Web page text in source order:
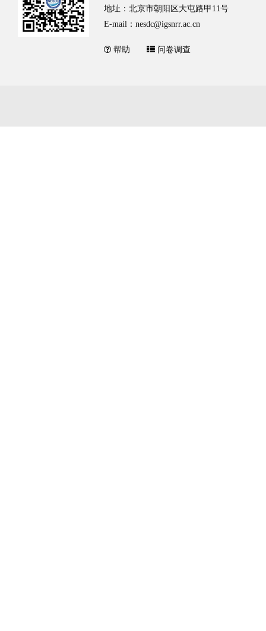
地址：北京市朝阳区大屯路甲11号
E-mail：nesdc@igsnrr.ac.cn
帮助 问卷调查